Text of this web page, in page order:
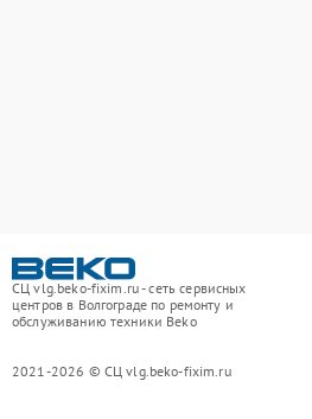
СЦ vlg.beko-fixim.ru - сеть сервисных
центров в Волгограде по ремонту и
обслуживанию техники Beko
2021-2026 © СЦ vlg.beko-fixim.ru